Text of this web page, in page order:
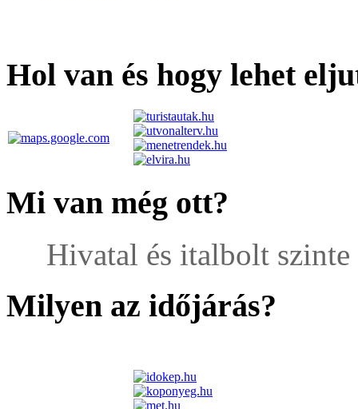
Hol van és hogy lehet
Mi van még ott?
Hivatal és italbolt szinte
Milyen az időjárás?